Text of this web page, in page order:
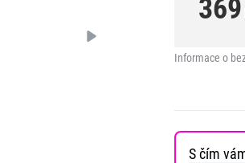
369
Informace o
S čím